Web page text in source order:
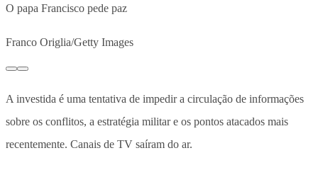
O papa Francisco pede paz
Franco Origlia/Getty Images
A investida é uma tentativa de impedir a circulação de informações
sobre os conflitos, a estratégia militar e os pontos atacados mais
recentemente. Canais de TV saíram do ar.